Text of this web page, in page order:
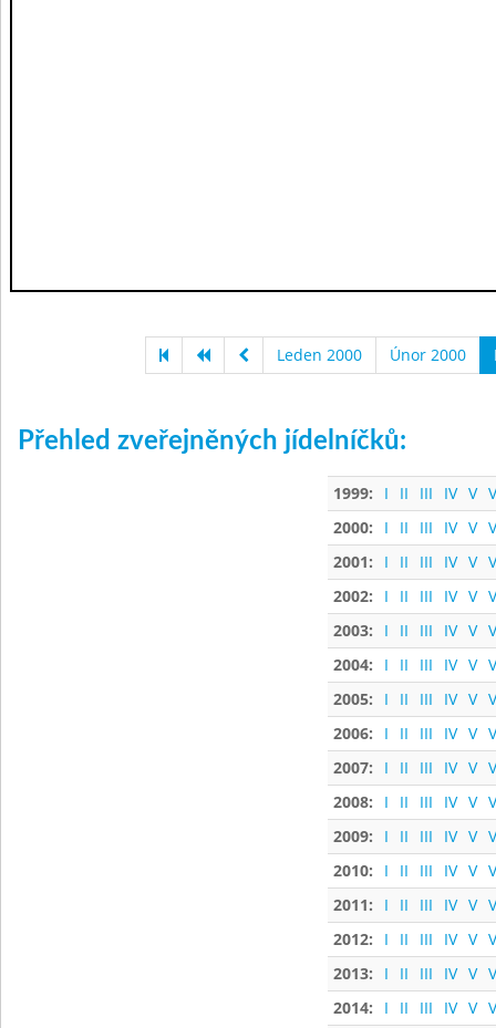
Leden 2000 Únor 2000
Přehled zveřejněných jídelníčků:
1999: I II III IV V
2000:
I II III IV V
2001:
I II III IV V
2002:
I II III IV V
2003:
I II III IV V
2004:
I II III IV V
2005:
I II III IV V
2006:
I II III IV V
2007:
I II III IV V
2008:
I II III IV V
2009:
I II III IV V
2010:
I II III IV V
2011:
I II III IV V
2012:
I II III IV V
2013:
I II III IV V
2014:
I II III IV V